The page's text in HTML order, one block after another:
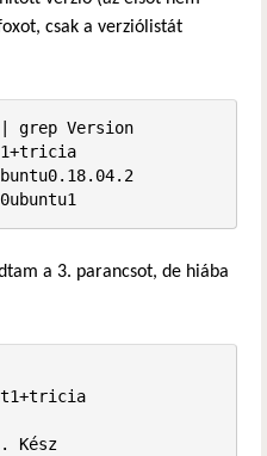
csak a verziólistát
grep Version
a 3. parancsot, de hiába
Kész